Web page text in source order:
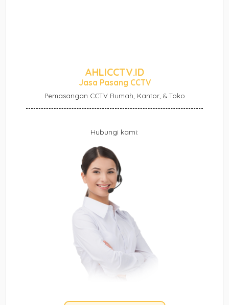
AHLICCTV.ID
Jasa Pasang CCTV
Pemasangan CCTV Rumah, Kantor, & Toko
Hubungi kami: